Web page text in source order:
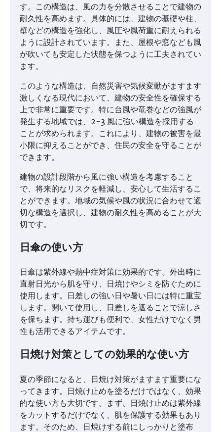
す。この構造は、風の力を分散させることで建物の
耐久性を高めます。具体的には、建物の基礎や柱、
壁などの構造を強化し、風圧や風荷重に耐えられる
ように設計されています。また、屋根や窓なども風
が吹いても安定した状態を保つように工夫されてい
ます。
このような構造は、自然災害や気候変動がますます
激しくなる現代において、建物の安全性を確保する
上で非常に重要です。特に台風や竜巻などの強風が
発生する地域では、2-3 風に強い構造を採用する
ことが求められます。これにより、建物の被害を最
小限に抑えることができ、住民の安全を守ることが
できます。
建物の設計段階から風に強い構造を考慮すること
で、将来的なリスクを軽減し、安心して生活するこ
とができます。地域の気候や風の状況に合わせて適
切な構造を選択し、建物の耐久性を高めることが大
切です。
日傘の使い方
日傘は紫外線や熱中症対策に効果的です。外出時に
直射日光から肌を守り、日焼けやシミを防ぐために
使用します。日差しの強い日や暑い日には特に重宝
します。開いて使用し、日差しを遮ることで涼しさ
を保ちます。持ち運びも便利で、女性だけでなく男
性も活用できるアイテムです。
日焼け対策としての効果的な使い方
夏の季節になると、日焼け対策がますます重要にな
ってきます。日焼け止めを塗るだけではなく、効果
的な使い方も大切です。まず、日焼け止めは紫外線
をカットするだけでなく、肌を保護する効果もあり
ます。そのため、日焼けする前にしっかりと塗布